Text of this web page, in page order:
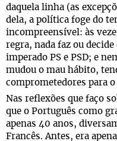
daquela linha (as
dela, a política foge do
incompreensível: às
regra, nada faz ou
imperado PS e PSD; e
mudou o mau hábito,
comprometedores para
Nas reflexões que faço
que o Português como
apenas 40 anos,
Francês. Antes, era